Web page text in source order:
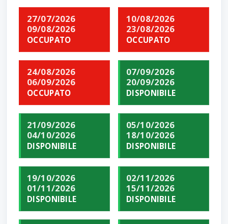
27/07/2026
09/08/2026
OCCUPATO
10/08/2026
23/08/2026
OCCUPATO
24/08/2026
06/09/2026
OCCUPATO
07/09/2026
20/09/2026
DISPONIBILE
21/09/2026
04/10/2026
DISPONIBILE
05/10/2026
18/10/2026
DISPONIBILE
19/10/2026
01/11/2026
DISPONIBILE
02/11/2026
15/11/2026
DISPONIBILE